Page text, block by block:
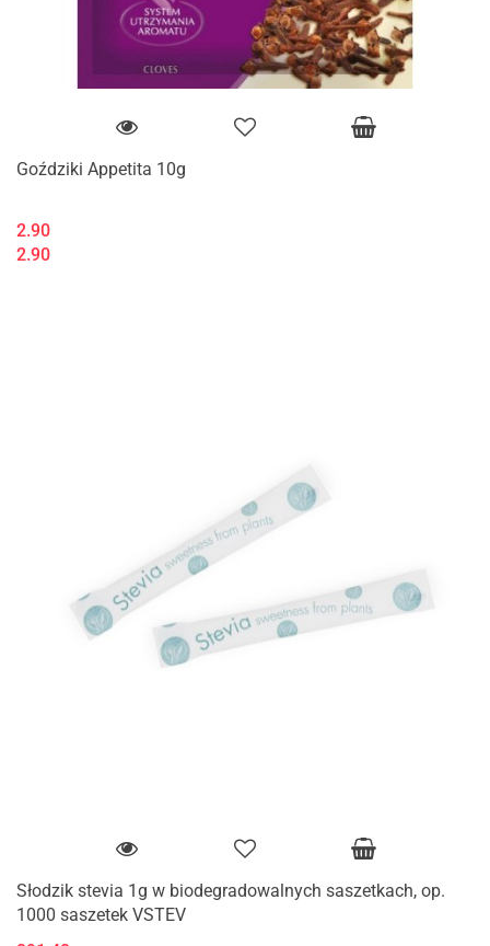
Goździki Appetita 10g
2.90
2.90
Słodzik stevia 1g w biodegradowalnych saszetkach, op.
1000 saszetek VSTEV